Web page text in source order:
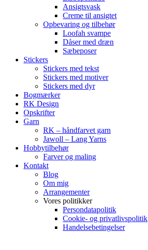
Ansigtsvask
Creme til ansigtet
Opbevaring og tilbehør
Loofah svampe
Dåser med dræn
Sæbeposer
Stickers
Stickers med tekst
Stickers med motiver
Stickers med dyr
Bogmærker
RK Design
Opskrifter
Garn
RK – håndfarvet garn
Jawoll – Lang Yarns
Hobbytilbehør
Farver og maling
Kontakt
Blog
Om mig
Arrangementer
Vores politikker
Persondatapolitik
Cookie- og privatlivspolitik
Handelsebetingelser